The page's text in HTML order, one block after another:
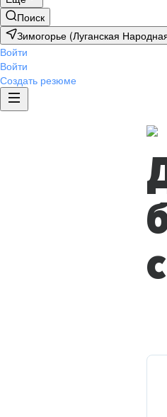
Поиск
Зимогорье (Луганская
Войти
Войти
Создать резюме